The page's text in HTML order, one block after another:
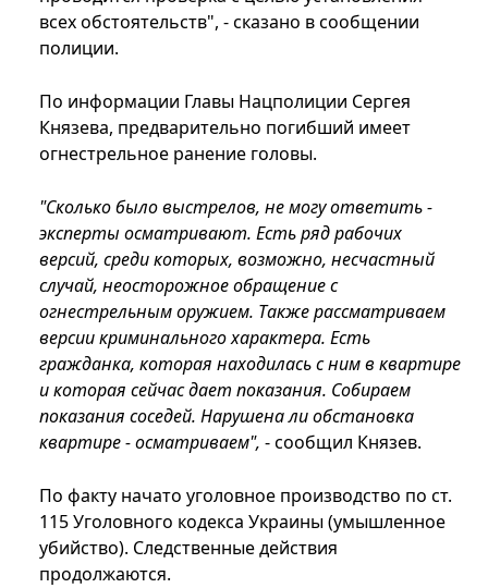
всех обстоятельств", - сказано в сообщении
полиции.
По информации Главы Нацполиции Сергея
Князева, предварительно погибший имеет
огнестрельное ранение головы.
"Сколько было выстрелов, не могу ответить -
эксперты осматривают. Есть ряд рабочих
версий, среди которых, возможно, несчастный
случай, неосторожное обращение с
огнестрельным оружием. Также рассматриваем
версии криминального характера. Есть
гражданка, которая находилась с ним в квартире
и которая сейчас дает показания. Собираем
показания соседей. Нарушена ли обстановка
квартире - осматриваем", - сообщил Князев.
По факту начато уголовное производство по ст.
115 Уголовного кодекса Украины (умышленное
убийство). Следственные действия
продолжаются.